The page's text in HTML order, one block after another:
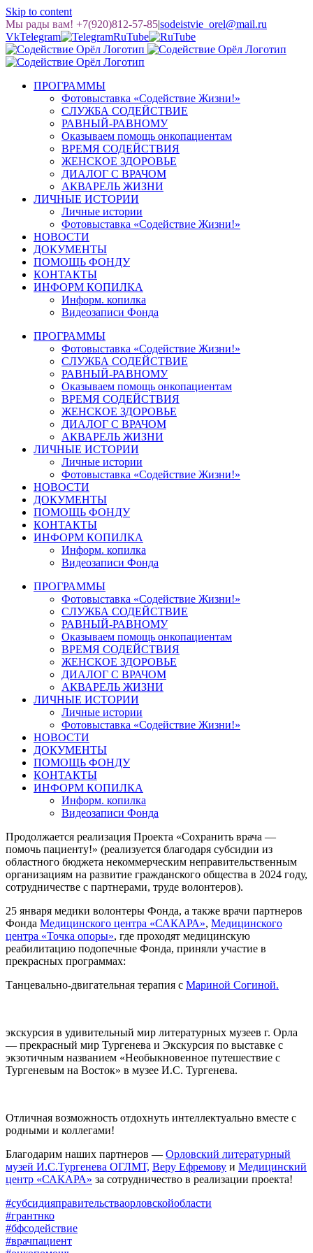
Skip to content
Мы рады вам! +7(920)812-57-85|sodeistvie_orel@mail.ru
VkTelegram RuTube
ПРОГРАММЫ
Фотовыставка «Содействие Жизни!»
СЛУЖБА СОДЕЙСТВИЕ
РАВНЫЙ-РАВНОМУ
Оказываем помощь онкопациентам
ВРЕМЯ СОДЕЙСТВИЯ
ЖЕНСКОЕ ЗДОРОВЬЕ
ДИАЛОГ С ВРАЧОМ
АКВАРЕЛЬ ЖИЗНИ
ЛИЧНЫЕ ИСТОРИИ
Личные истории
Фотовыставка «Содействие Жизни!»
НОВОСТИ
ДОКУМЕНТЫ
ПОМОЩЬ ФОНДУ
КОНТАКТЫ
ИНФОРМ КОПИЛКА
Информ. копилка
Видеозаписи Фонда
ПРОГРАММЫ
Фотовыставка «Содействие Жизни!»
СЛУЖБА СОДЕЙСТВИЕ
РАВНЫЙ-РАВНОМУ
Оказываем помощь онкопациентам
ВРЕМЯ СОДЕЙСТВИЯ
ЖЕНСКОЕ ЗДОРОВЬЕ
ДИАЛОГ С ВРАЧОМ
АКВАРЕЛЬ ЖИЗНИ
ЛИЧНЫЕ ИСТОРИИ
Личные истории
Фотовыставка «Содействие Жизни!»
НОВОСТИ
ДОКУМЕНТЫ
ПОМОЩЬ ФОНДУ
КОНТАКТЫ
ИНФОРМ КОПИЛКА
Информ. копилка
Видеозаписи Фонда
ПРОГРАММЫ
Фотовыставка «Содействие Жизни!»
СЛУЖБА СОДЕЙСТВИЕ
РАВНЫЙ-РАВНОМУ
Оказываем помощь онкопациентам
ВРЕМЯ СОДЕЙСТВИЯ
ЖЕНСКОЕ ЗДОРОВЬЕ
ДИАЛОГ С ВРАЧОМ
АКВАРЕЛЬ ЖИЗНИ
ЛИЧНЫЕ ИСТОРИИ
Личные истории
Фотовыставка «Содействие Жизни!»
НОВОСТИ
ДОКУМЕНТЫ
ПОМОЩЬ ФОНДУ
КОНТАКТЫ
ИНФОРМ КОПИЛКА
Информ. копилка
Видеозаписи Фонда
Продолжается реализация Проекта «Сохранить врача —
помочь пациенту!» (реализуется благодаря субсидии из
областного бюджета некоммерческим неправительственным
организациям на развитие гражданского общества в 2024 году,
сотрудничестве с партнерами, труде волонтеров).
25 января медики волонтеры Фонда, а также врачи партнеров
Фонда Медицинского центра «САКАРА», Медицинского
центра «Точка опоры», где проходят медицинскую
реабилитацию подопечные Фонда, приняли участие в
прекрасных программах:
Танцевально-двигательная терапия с Мариной Согиной.
экскурсия в удивительный мир литературных музеев г. Орла
— прекрасный мир Тургенева и Экскурсия по выставке с
экзотичным названием «Необыкновенное путешествие с
Тургеневым на Восток» в музее И.С. Тургенева.
Отличная возможность отдохнуть интеллектуально вместе с
родными и коллегами!
Благодарим наших партнеров — Орловский литературный
музей И.С.Тургенева ОГЛМТ, Веру Ефремову и Медицинский
центр «САКАРА» за сотрудничество в реализации проекта!
#субсидияправительстваорловскойобласти
#грантнко
#бфсодействие
#врачпациент